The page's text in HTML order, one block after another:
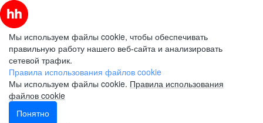
Мы используем файлы cookie, чтобы обеспечивать
правильную работу нашего веб-сайта и анализировать
сетевой трафик.
Правила использования файлов cookie
Мы используем файлы cookie. Правила использования
файлов cookie
Понятно